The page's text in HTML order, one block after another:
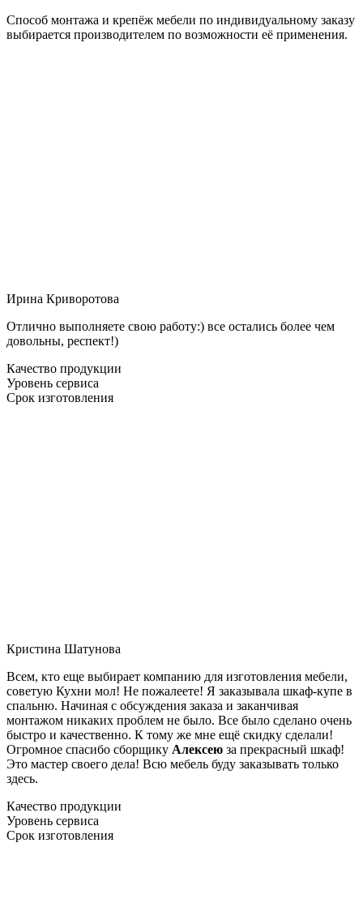
Способ монтажа и крепёж мебели по индивидуальному заказу
выбирается производителем по возможности её применения.
Ирина Криворотова
Отлично выполняете свою работу:) все остались более чем
довольны, респект!)
Качество продукции
Уровень сервиса
Срок изготовления
Кристина Шатунова
Всем, кто еще выбирает компанию для изготовления мебели,
советую Кухни мол! Не пожалеете! Я заказывала шкаф-купе в
спальню. Начиная с обсуждения заказа и заканчивая
монтажом никаких проблем не было. Все было сделано очень
быстро и качественно. К тому же мне ещё скидку сделали!
Огромное спасибо сборщику Алексею за прекрасный шкаф!
Это мастер своего дела! Всю мебель буду заказывать только
здесь.
Качество продукции
Уровень сервиса
Срок изготовления